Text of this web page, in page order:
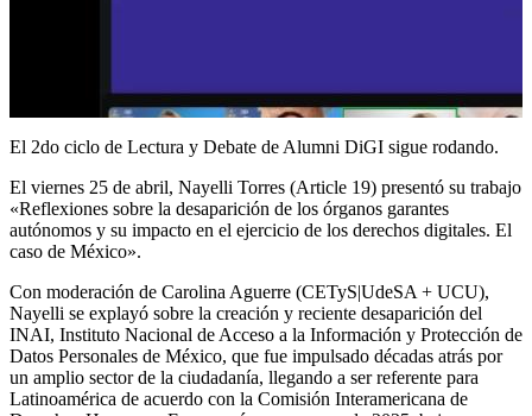
El 2do ciclo de Lectura y Debate de Alumni DiGI sigue rodando.
El viernes 25 de abril, Nayelli Torres (Article 19) presentó su trabajo
«Reflexiones sobre la desaparición de los órganos garantes
autónomos y su impacto en el ejercicio de los derechos digitales. El
caso de México».
Con moderación de Carolina Aguerre (CETyS|UdeSA + UCU),
Nayelli se explayó sobre la creación y reciente desaparición del
INAI, Instituto Nacional de Acceso a la Información y Protección de
Datos Personales de México, que fue impulsado décadas atrás por
un amplio sector de la ciudadanía, llegando a ser referente para
Latinoamérica de acuerdo con la Comisión Interamericana de